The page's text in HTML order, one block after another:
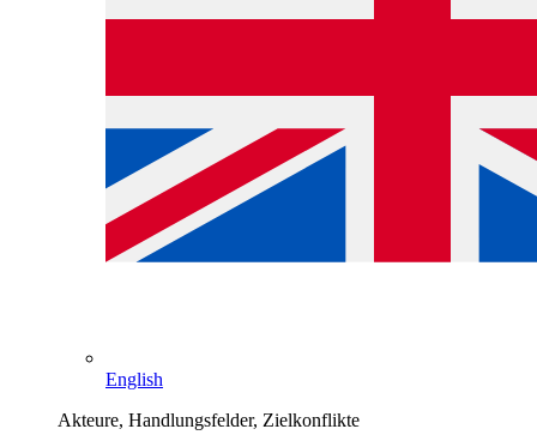
English
Akteure, Handlungsfelder, Zielkonflikte